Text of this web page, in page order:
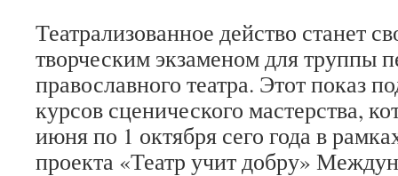
Театрализованное действо станет
творческим экзаменом для труппы
православного театра. Этот показ
курсов сценического мастерства,
июня по 1 октября сего года в
проекта «Театр учит добру»